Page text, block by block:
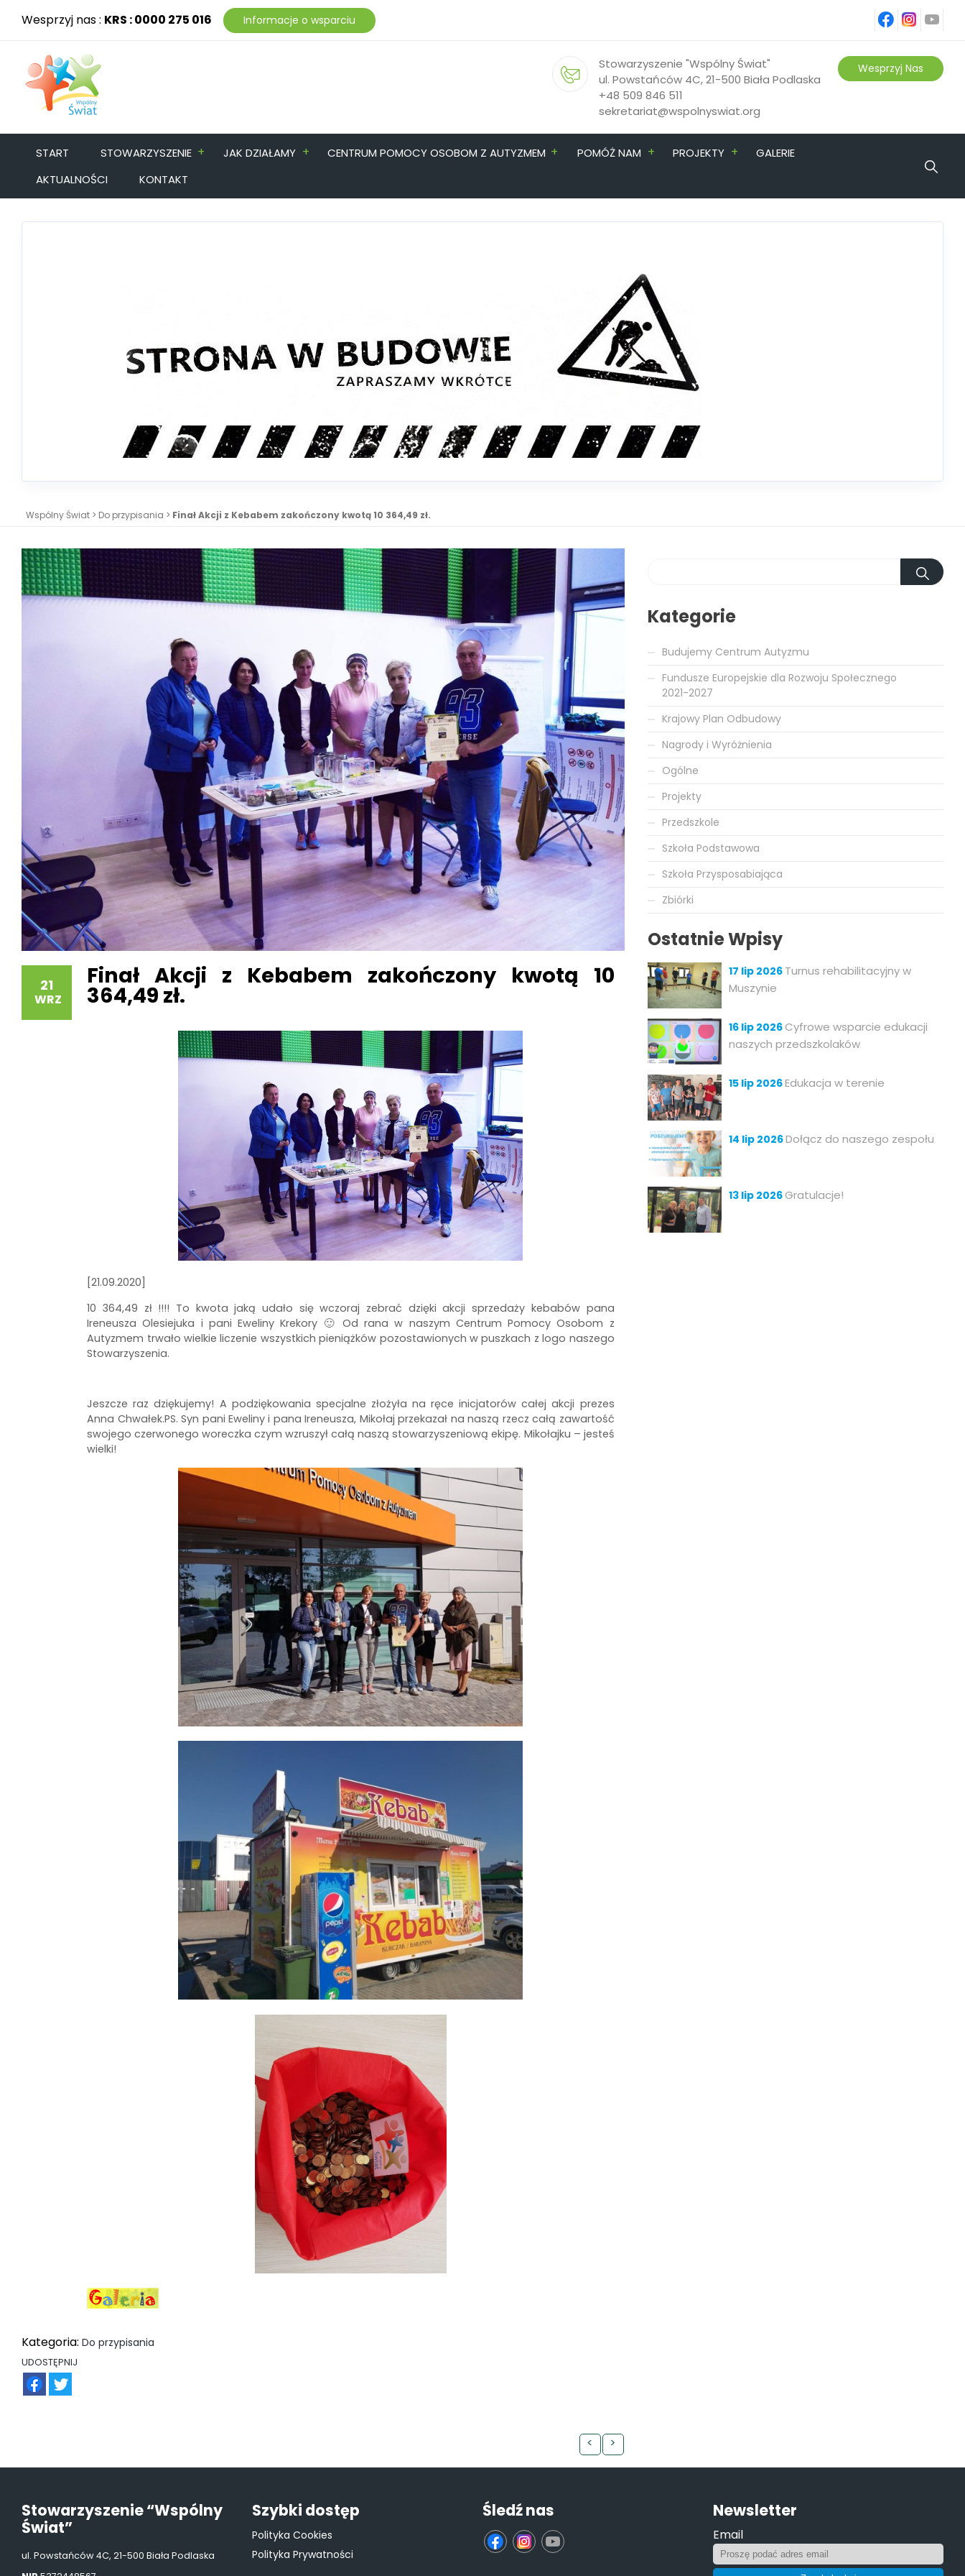
Wesprzyj nas : KRS : 0000 275 016 Informacje o wsparciu
ins
Stowarzyszenie "Wspólny Świat"
ul. Powstańców 4C, 21-500 Biała Podlaska
+48 509 846 511
sekretariat@wspolnyswiat.org
Wesprzyj Nas
START STOWARZYSZENIE + JAK DZIAŁAMY + CENTRUM POMOCY OSOBOM Z AUTYZMEM + POMÓŻ NAM + PROJEKTY +
GALERIE
AKTUALNOŚCI
KONTAKT
Wspólny Świat > Do przypisania > Finał Akcji z Kebabem zakończony kwotą 10 364,49 zł.
21
WRZ
Finał Akcji z Kebabem zakończony kwotą 10
364,49 zł.
[21.09.2020]
10 364,49 zł !!!! To kwota jaką udało się wczoraj zebrać dzięki akcji sprzedaży kebabów pana
Ireneusza Olesiejuka i pani Eweliny Krekory 🙂 Od rana w naszym Centrum Pomocy Osobom z
Autyzmem trwało wielkie liczenie wszystkich pieniążków pozostawionych w puszkach z logo naszego
Stowarzyszenia.
Jeszcze raz dziękujemy! A podziękowania specjalne złożyła na ręce inicjatorów całej akcji prezes
Anna Chwałek.PS. Syn pani Eweliny i pana Ireneusza, Mikołaj przekazał na naszą rzecz całą zawartość
swojego czerwonego woreczka czym wzruszył całą naszą stowarzyszeniową ekipę. Mikołajku – jesteś
wielki!
Kategoria: Do przypisania
UDOSTĘPNIJ
< >
Kategorie
Budujemy Centrum Autyzmu
Fundusze Europejskie dla Rozwoju Społecznego
2021-2027
Krajowy Plan Odbudowy
Nagrody i Wyróżnienia
Ogólne
Projekty
Przedszkole
Szkoła Podstawowa
Szkoła Przysposabiająca
Zbiórki
Ostatnie Wpisy
17 lip 2026 Turnus rehabilitacyjny w
Muszynie
16 lip 2026 Cyfrowe wsparcie edukacji
naszych przedszkolaków
15 lip 2026Edukacja w terenie
14 lip 2026Dołącz do naszego zespołu
13 lip 2026 Gratulacje!
Stowarzyszenie “Wspólny
Świat”
ul. Powstańców 4C, 21-500 Biała Podlaska
Szybki dostęp
Polityka Cookies
Polityka Prywatności
Śledź nas
fb ins yt
Newsletter
Email